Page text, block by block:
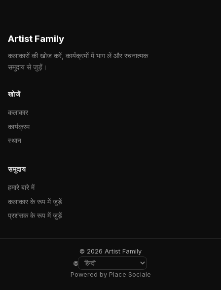
Artist Family
कलाकारों की खोज करें, कार्यक्रमों में भाग लें और रचनात्मक
समुदाय से जुड़ें।
खोजें
कलाकार
कार्यक्रम
स्थान
समुदाय
हमारे बारे में
कलाकार के रूप में जुड़ें
प्रशंसक के रूप में जुड़ें
© 2026 Artist Family
🌐
Powered by Place Sociale